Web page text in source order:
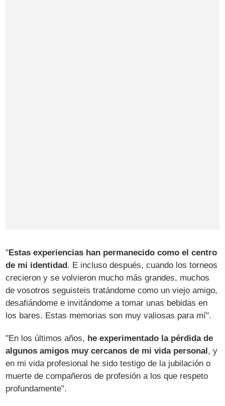
"Estas experiencias han permanecido como el centro
de mi identidad . E incluso después, cuando los torneos
crecieron y se volvieron mucho más grandes, muchos
de vosotros seguisteis tratándome como un viejo amigo,
desafiándome e invitándome a tomar unas bebidas en
los bares. Estas memorias son muy valiosas para mí".
"En los últimos años, he experimentado la pérdida de
algunos amigos muy cercanos de mi vida personal , y
en mi vida profesional he sido testigo de la jubilación o
muerte de compañeros de profesión a los que respeto
profundamente".